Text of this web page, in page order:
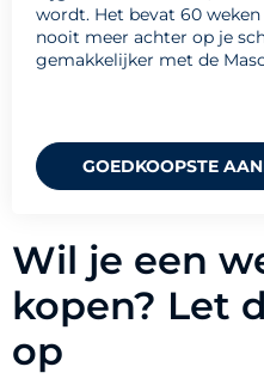
wordt. Het bevat 60
nooit meer achter op je
gemakkelijker met de
GOEDKOOPSTE
Wil je een
kopen? Let
op